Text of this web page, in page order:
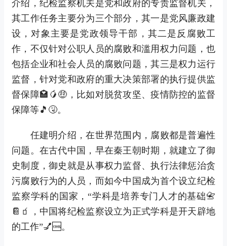
介绍，纪检监察机关是党和政府的专责监督机关，
其工作任务主要分为三个部分，其一是党风廉政建
设，对象主要是党政领导干部，其二是反腐败工
作，不仅针对公职人员的腐败和滥用权力问题，也
包括企业和社会人员的腐败问题，其三是权力运行
监督，针对党和政府的重大决策部署的执行提供监
督保障🏩🥭🤑，比如对脱贫攻坚、疫情防控的监督
保障等🎵🤧。
任建明介绍，在世界范围内，腐败都是普遍性
问题。在古代中国，早在秦王朝时期，就建立了御
史制度，御史就是从事权力监督、执行法律惩治贪
污腐败行为的人员，而如今中国成为首个设立纪检
监察学科的国家，“学科是培养专门人才的基础📇
📔🧃，中国将纪检监察设立为正式学科是开天辟地
的工作”💅🆒。